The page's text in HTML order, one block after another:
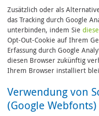
Zusätzlich oder als
das Tracking durch Google
unterbinden, indem Sie
Opt-Out-Cookie auf Ihrem
Erfassung durch Google
diesen Browser zukünftig
Ihrem Browser installiert
Verwendung von
(Google Webfonts)